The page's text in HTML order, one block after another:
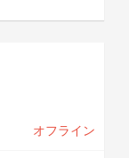
オフライン